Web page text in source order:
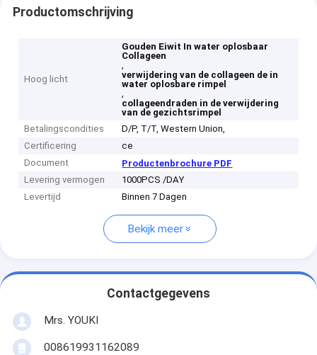
Productomschrijving
Hoog licht
Gouden Eiwit In water oplosbaar
Collageen
,
verwijdering van de collageen de in
water oplosbare rimpel
,
collageendraden in de verwijdering
van de gezichtsrimpel
Betalingscondities
D/P, T/T, Western Union,
Certificering
ce
Document
Productenbrochure PDF
Levering vermogen
1000PCS /DAY
Levertijd
Binnen 7 Dagen
Bekijk meer
Contactgegevens
Mrs. YOUKI
008619931162089